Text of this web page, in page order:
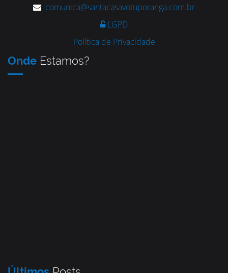
comunica@santacasavotuporanga.com.br
LGPD
Política de Privacidade
Onde Estamos?